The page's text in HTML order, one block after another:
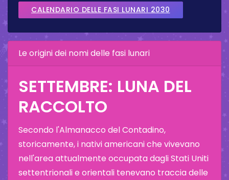
CALENDARIO DELLE FASI LUNARI 2030
Le origini dei nomi delle fasi lunari
SETTEMBRE: LUNA DEL
RACCOLTO
Secondo l'Almanacco del Contadino,
storicamente, i nativi americani che vivevano
nell'area attualmente occupata dagli Stati Uniti
settentrionali e orientali tenevano traccia delle